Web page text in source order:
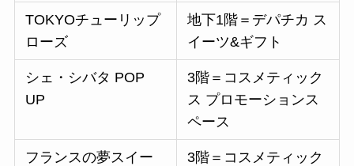
TOKYOチューリップ
ローズ
地下1階＝デパチカ ス
イーツ&ギフト
シェ・シバタ POP
UP
3階＝コスメティック
ス プロモーションス
ペース
フランスの夢スイー
3階＝コスメティック